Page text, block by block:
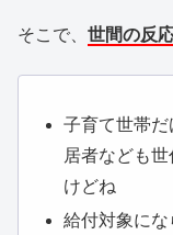
そこで、 世間の反
子育て世帯
居者なども
けどね
給付対象に